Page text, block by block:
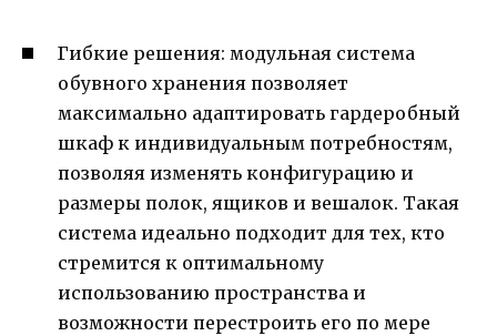
Гибкие решения: модульная система
обувного хранения позволяет
максимально адаптировать гардеробный
шкаф к индивидуальным потребностям,
позволяя изменять конфигурацию и
размеры полок, ящиков и вешалок. Такая
система идеально подходит для тех, кто
стремится к оптимальному
использованию пространства и
возможности перестроить его по мере